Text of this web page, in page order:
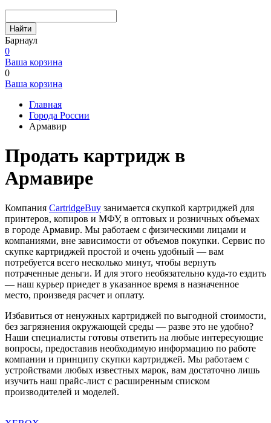
Найти
Барнаул
0
Ваша корзина
0
Ваша корзина
Главная
Города России
Армавир
Продать картридж в
Армавире
Компания CartridgeBuy занимается скупкой картриджей для
принтеров, копиров и МФУ, в оптовых и розничных объемах
в городе Армавир. Мы работаем с физическими лицами и
компаниями, вне зависимости от объемов покупки. Сервис по
скупке картриджей простой и очень удобный — вам
потребуется всего несколько минут, чтобы вернуть
потраченные деньги. И для этого необязательно куда-то ездить
— наш курьер приедет в указанное время в назначенное
место, произведя расчет и оплату.
Избавиться от ненужных картриджей по выгодной стоимости,
без загрязнения окружающей среды — разве это не удобно?
Наши специалисты готовы ответить на любые интересующие
вопросы, предоставив необходимую информацию по работе
компании и принципу скупки картриджей. Мы работаем с
устройствами любых известных марок, вам достаточно лишь
изучить наш прайс-лист с расширенным списком
производителей и моделей.